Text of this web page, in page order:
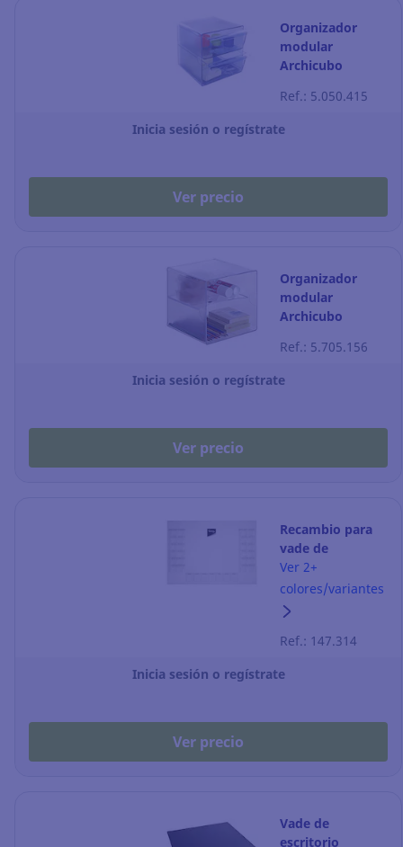
Organizador
modular
Archicubo
cajones - azul
Ref.: 5.050.415
Inicia sesión o regístrate
Ver precio
Organizador
modular
Archicubo
compartimentos
Ref.: 5.705.156
Inicia sesión o regístrate
Ver precio
Recambio para
vade de
escritorio con
calendario
Lyreco - 25 hojas
Ver 2+
colores/variantes
Ref.: 147.314
Inicia sesión o regístrate
Ver precio
Vade de
escritorio